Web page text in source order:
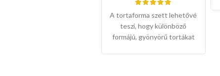
A tortaforma szett lehetővé
teszi, hogy különböző
formájú, gyönyörű tortákat